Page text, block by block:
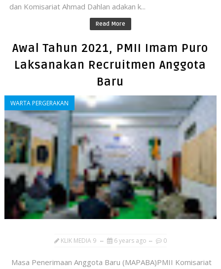
dan Komisariat Ahmad Dahlan adakan k...
Read More
Awal Tahun 2021, PMII Imam Puro
Laksanakan Recruitmen Anggota
Baru
WARTA PERGERAKAN
KLIK MEDIA 9 6 years ago 0
Masa Penerimaan Anggota Baru (MAPABA)PMII Komisariat